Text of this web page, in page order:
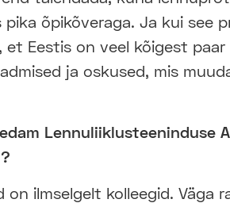
pika õpikõveraga. Ja kui see
et Eestis on veel kõigest paar
ja oskused, mis
Lennuliiklusteeninduse
on ilmselgelt kolleegid. Väga